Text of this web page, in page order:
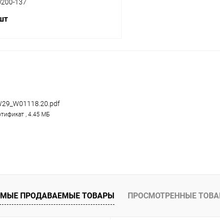
137
В наличии
, 4.45 МБ
ПРОДАВАЕМЫЕ ТОВАРЫ ПРОСМОТРЕННЫЕ